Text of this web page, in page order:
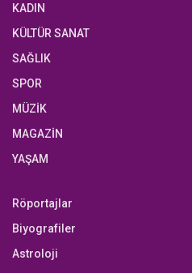
KADIN
KÜLTÜR SANAT
SAĞLIK
SPOR
MÜZİK
MAGAZİN
YAŞAM
Röportajlar
Biyografiler
Astroloji